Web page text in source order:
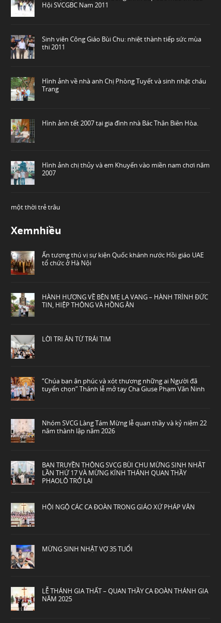
Hội SVCGBC Nam 2011
Sinh viên Công Giáo Bùi Chu: nhiệt thành tiếp sức mùa
thi 2011
Hình ảnh về nhà anh Chị Phòng Tuyết và sinh nhật cháu
Trang
Hình ảnh tết 2007 tại gia đình nhà Bác Thân Biên Hòa.
Hình ảnh chị thủy và em Khuyến vào miền nam chơi năm
2007
một thời trẻ trâu
Xemnhiều
Ấn tượng thú vị sự kiện Quốc khánh nước Hồi giáo UAE
tổ chức ở Hà Nội
HÀNH HƯƠNG VỀ BÊN MẸ LA VANG – HÀNH TRÌNH ĐỨC
TIN, HIỆP THÔNG VÀ HỒNG ÂN
LỜI TRI ÂN TỪ TRÁI TIM
“Chúa ban ân phúc và xót thương những ai Người đã
tuyển chọn” Thánh lễ mở tay Cha Giuse Phạm Văn Ninh
Nhóm SVCG Làng Tám Mừng lễ quan thầy và kỷ niệm 22
năm thành lập năm 2026
BAN TRUYỀN THÔNG SVCG BÙI CHU MỪNG SINH NHẬT
LẦN THỨ 17 VÀ MỪNG KÍNH THÁNH QUAN THẦY
PHAOLÔ TRỞ LẠI
HỘI NGỘ CÁC CA ĐOÀN TRONG GIÁO XỨ PHÁP VÂN
MỪNG SINH NHẬT VỢ 35 TUỔI
LỄ THÁNH GIA THẤT – QUAN THẦY CA ĐOÀN THÁNH GIA
NĂM 2025